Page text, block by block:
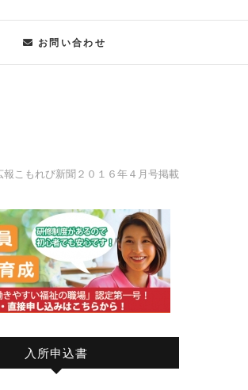
お問い合わせ
報こもれび新聞２０１６年４月号掲載
入所申込書